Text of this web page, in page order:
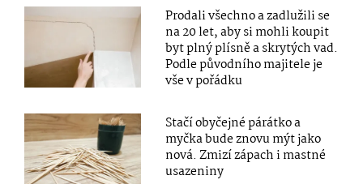
Prodali všechno a zadlužili se
na 20 let, aby si mohli koupit
byt plný plísně a skrytých vad.
Podle původního majitele je
vše v pořádku
Stačí obyčejné párátko a
myčka bude znovu mýt jako
nová. Zmizí zápach i mastné
usazeniny